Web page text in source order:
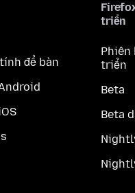
để bàn
triển
Phiên
triển
Beta
Beta